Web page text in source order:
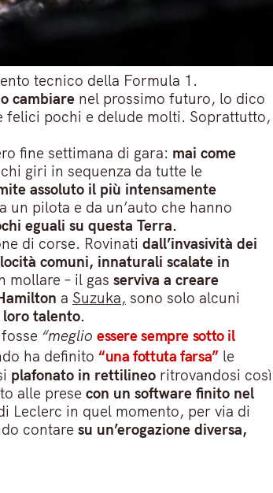
tecnico della Formula 1.
cambiare nel prossimo futuro, lo dico
felici pochi e delude molti. Soprattutto,
fine settimana di gara: mai come
giri in sequenza da tutte le
assoluto il più intensamente
un pilota e da un’auto che hanno
eguali su questa Terra.
di corse. Rovinati dall’invasività dei
comuni, innaturali scalate in
mollare – il gas serviva a creare
a Suzuka, sono solo alcuni
talento.
“meglio essere sempre sotto il
ha definito“una fottuta farsa” le
plafonato in rettilineo ritrovandosi così
alle prese con un software finito nel
Leclerc in quel momento, per via di
contare su un’erogazione diversa,